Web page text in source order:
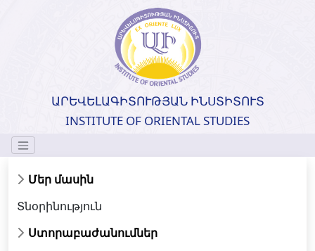
ԱՐԵՎԵԼԱԳԻՏՈՒԹՅԱՆ ԻՆՍՏԻՏՈՒՏ
INSTITUTE OF ORIENTAL STUDIES
Մեր մասին
Տնօրինություն
Ստորաբաժանումներ